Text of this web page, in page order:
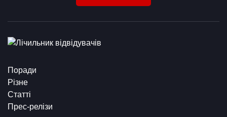
Поради
Різне
Статті
Прес-релізи